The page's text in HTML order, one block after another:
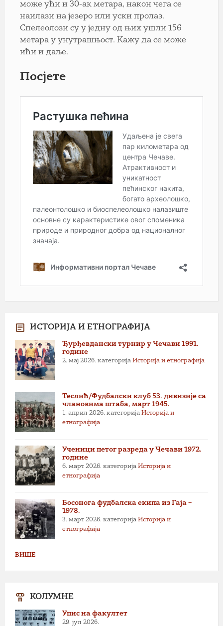
може ући и 30-ак метара, након чега се
наилази на језеро или уски пролаз.
Спелеолози су у једну од њих ушли 156
метара у унутрашњост. Кажу да се може
ићи и даље.
Посјете
ИСТОРИЈА И ЕТНОГРАФИЈА
Ђурђевдански турнир у Чечави 1991.
године
2. мај 2026. категорија Историја и етнографија
Теслић/Фудбалски клуб 53. дивизије са
члановима штаба, март 1945.
1. април 2026. категорија Историја и
етнографија
Ученици петог разреда у Чечави 1972.
године
6. март 2026. категорија Историја и
етнографија
Босонога фудбалска екипа из Гаја –
1978.
3. март 2026. категорија Историја и
етнографија
ВИШЕ
КОЛУМНЕ
Упис на факултет
29. јул 2026.